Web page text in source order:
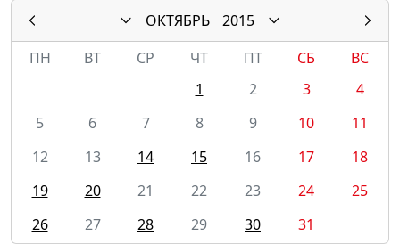
ОКТЯБРЬ
2015
ПН
ВТ СР ЧТ ПТ СБ
ВС
1
2 3
4
5
6 7 8 9 10
11
12
13 14 15 16 17
18
19
20 21 22 23 24
25
26
27 28 29 30 31